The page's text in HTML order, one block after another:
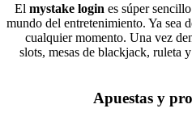
El mystake login es súper
mundo del entretenimiento. Ya sea
cualquier momento. Una vez
slots, mesas de blackjack, ruleta
Apuestas y